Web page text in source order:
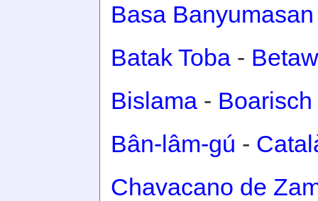
Basa Banyumasan
Batak Toba -
Bislama - Boarisch
Bân-lâm-gú -
Chavacano de